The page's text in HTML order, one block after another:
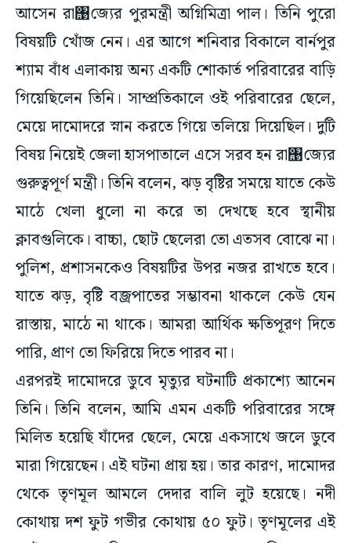
আসেন রা঩জ্যের পুরমন্ত্রী অগ্নিমিত্রা পাল। তিনি পুরো
বিষয়টি খোঁজ নেন। এর আগে শনিবার বিকালে বার্নপুর
শ্যাম বাঁধ এলাকায় অন্য একটি শোকার্ত পরিবারের বাড়ি
গিয়েছিলেন তিনি। সাম্প্রতিকালে ওই পরিবারের ছেলে,
মেয়ে দামোদরে স্নান করতে গিয়ে তলিয়ে দিয়েছিল। দুটি
বিষয় নিয়েই জেলা হাসপাতালে এসে সরব হন রা঩জ্যের
গুরুত্বপূর্ণ মন্ত্রী। তিনি বলেন, ঝড় বৃষ্টির সময়ে যাতে কেউ
মাঠে খেলা ধুলো না করে তা দেখছে হবে স্থানীয়
ক্লাবগুলিকে। বাচ্চা, ছোট ছেলেরা তো এতসব বোঝে না।
পুলিশ, প্রশাসনকেও বিষয়টির উপর নজর রাখতে হবে।
যাতে ঝড়, বৃষ্টি বজ্রপাতের সম্ভাবনা থাকলে কেউ যেন
রাস্তায়, মাঠে না থাকে। আমরা আর্থিক ক্ষতিপূরণ দিতে
পারি, প্রাণ তো ফিরিয়ে দিতে পারব না।
এরপরই দামোদরে ডুবে মৃত্যুর ঘটনাটি প্রকাশ্যে আনেন
তিনি। তিনি বলেন, আমি এমন একটি পরিবারের সঙ্গে
মিলিত হয়েছি যাঁদের ছেলে, মেয়ে একসাথে জলে ডুবে
মারা গিয়েছেন। এই ঘটনা প্রায় হয়। তার কারণ, দামোদর
থেকে তৃণমূল আমলে দেদার বালি লুট হয়েছে। নদী
কোথায় দশ ফুট গভীর কোথায় ৫০ ফুট। তৃণমূলের এই